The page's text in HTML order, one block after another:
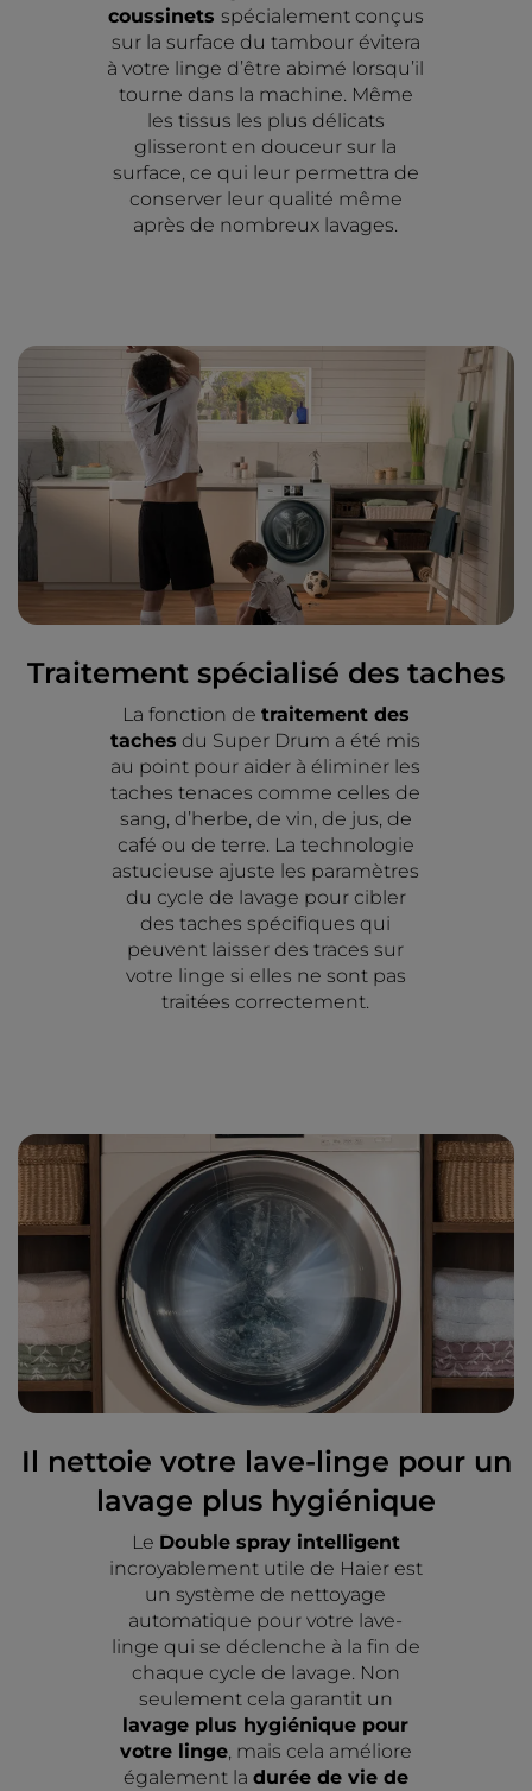
coussinets spécialement conçus
sur la surface du tambour évitera
à votre linge d’être abimé lorsqu’il
tourne dans la machine. Même
les tissus les plus délicats
glisseront en douceur sur la
surface, ce qui leur permettra de
conserver leur qualité même
après de nombreux lavages.
Traitement spécialisé des taches
La fonction de traitement des
taches du Super Drum a été mis
au point pour aider à éliminer les
taches tenaces comme celles de
sang, d’herbe, de vin, de jus, de
café ou de terre. La technologie
astucieuse ajuste les paramètres
du cycle de lavage pour cibler
des taches spécifiques qui
peuvent laisser des traces sur
votre linge si elles ne sont pas
traitées correctement.
Il nettoie votre lave-linge pour un
lavage plus hygiénique
Le Double spray intelligent
incroyablement utile de Haier est
un système de nettoyage
automatique pour votre lave-
linge qui se déclenche à la fin de
chaque cycle de lavage. Non
seulement cela garantit un
lavage plus hygiénique pour
votre linge, mais cela améliore
également la durée de vie de